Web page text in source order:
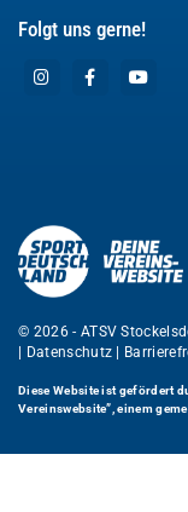
Folgt uns gerne!
© 2026 - ATSV
| Datenschutz |
Diese Website ist gefördert
Vereinswebsite” , einem